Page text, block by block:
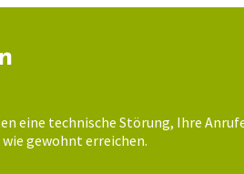
eine technische Störung, Ihre
gewohnt erreichen.